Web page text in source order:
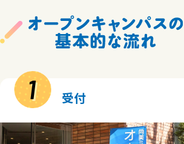
1 受付